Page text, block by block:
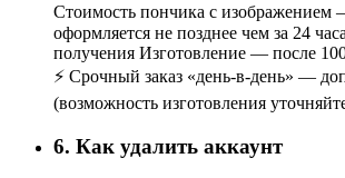
Стоимость пончика с изображением
оформляется не позднее чем за 24
получения Изготовление — после
⚡ Срочный заказ «день-в-день» —
(возможность изготовления
6. Как удалить аккаунт